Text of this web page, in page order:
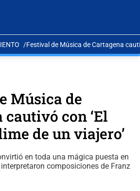
Festival de Música de Cartagena
Música de
cautivó con ‘El
de un viajero’
en toda una mágica puesta en
composiciones de Franz